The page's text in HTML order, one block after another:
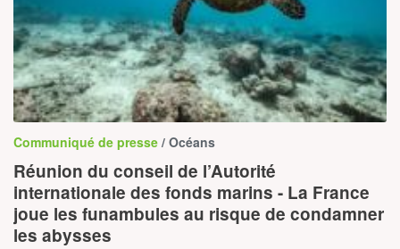
Communiqué de presse / Océans
Réunion du conseil de l’Autorité
internationale des fonds marins - La France
joue les funambules au risque de condamner
les abysses